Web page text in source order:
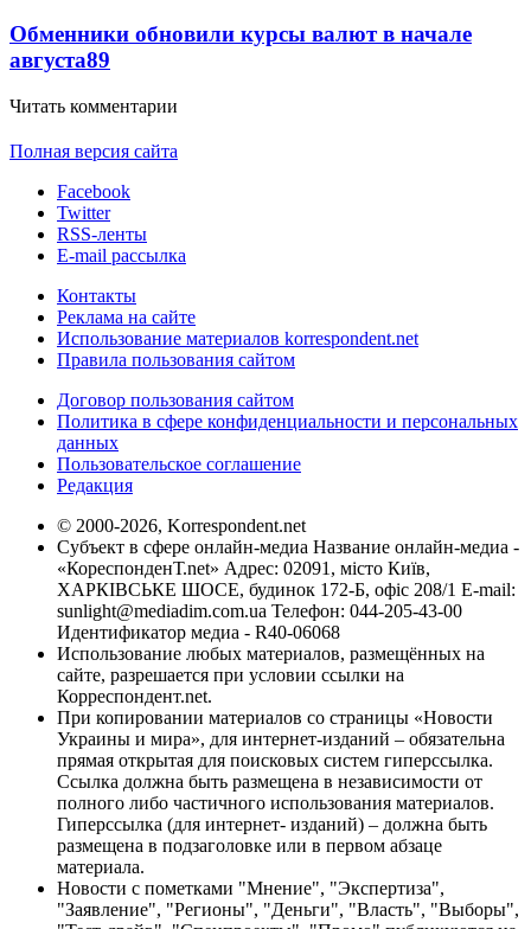
Обменники обновили курсы валют в начале
августа89
Читать комментарии
Полная версия сайта
Facebook
Twitter
RSS-ленты
E-mail рассылка
Контакты
Реклама на сайте
Использование материалов korrespondent.net
Правила пользования сайтом
Договор пользования сайтом
Политика в сфере конфиденциальности и персональных
данных
Пользовательское соглашение
Редакция
© 2000-2026, Korrespondent.net
Субъект в сфере онлайн-медиа Название онлайн-медиа -
«КореспонденТ.net» Адрес: 02091, місто Київ,
ХАРКІВСЬКЕ ШОСЕ, будинок 172-Б, офіс 208/1 E-mail:
sunlight@mediadim.com.ua Телефон: 044-205-43-00
Идентификатор медиа - R40-06068
Использование любых материалов, размещённых на
сайте, разрешается при условии ссылки на
Корреспондент.net.
При копировании материалов со страницы «Новости
Украины и мира», для интернет-изданий – обязательна
прямая открытая для поисковых систем гиперссылка.
Ссылка должна быть размещена в независимости от
полного либо частичного использования материалов.
Гиперссылка (для интернет- изданий) – должна быть
размещена в подзаголовке или в первом абзаце
материала.
Новости с пометками "Мнение", "Экспертиза",
"Заявление", "Регионы", "Деньги", "Власть", "Выборы",